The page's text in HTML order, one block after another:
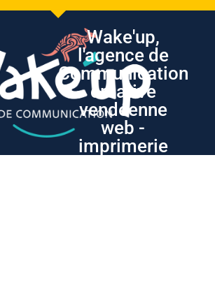
Wake'up,
l'agence de
Communication
créative
vendéenne
web -
imprimerie